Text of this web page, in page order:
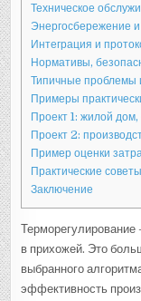
Техническое
Энергосбережение
Интеграция и
Нормативы,
Типичные проблемы
Примеры
Проект 1: жилой дом,
Проект 2:
Пример оценки
Практические
Заключение
в прихожей. Это
выбранного
эффективность